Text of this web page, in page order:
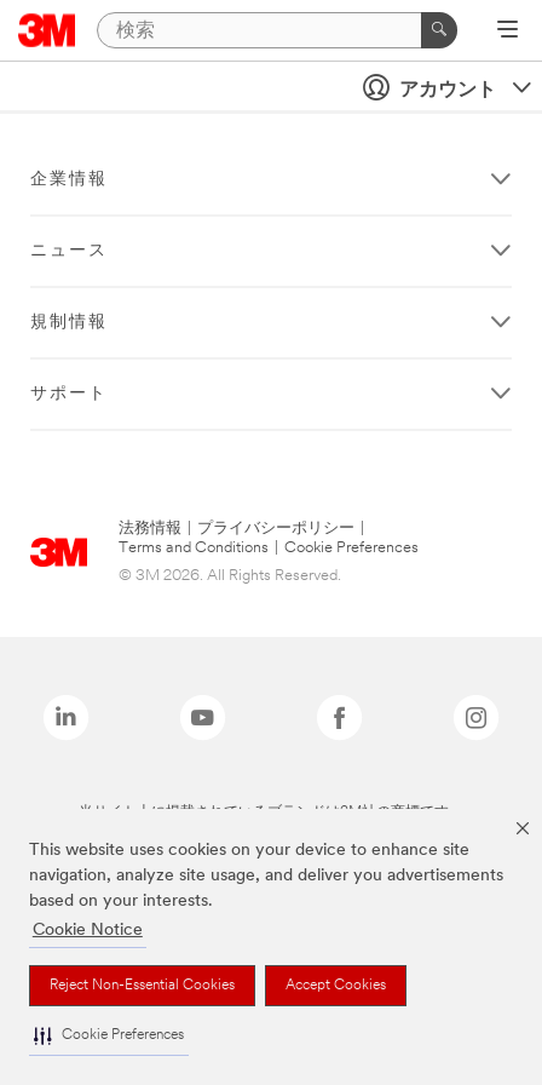
This website uses cookies on your device to enhance site
navigation, analyze site usage, and deliver you advertisements
based on your interests.
Cookie Notice
Reject Non-Essential Cookies Accept Cookies
Cookie Preferences
アカウント
企業情報
ニュース
規制情報
サポート
法務情報 プライバシーポリシー
Terms and Conditions
Cookie Preferences
© 3M 2026. All Rights Reserved.
当サイト上に掲載されているブランドは3M社の商標です。